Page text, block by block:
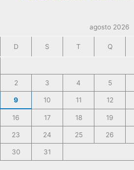
agosto 2026
D S T Q
2 3 4 5
9 10 11 12
16 17 18 19
23 24 25 26
30 31